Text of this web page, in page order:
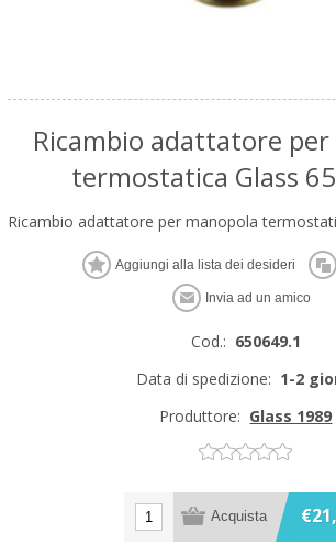
Ricambio adattatore
termostatica Glass
Ricambio adattatore per manopola
Cod.: 650649.1
Data di spedizione: 1-2
Produttore: Glass 1989